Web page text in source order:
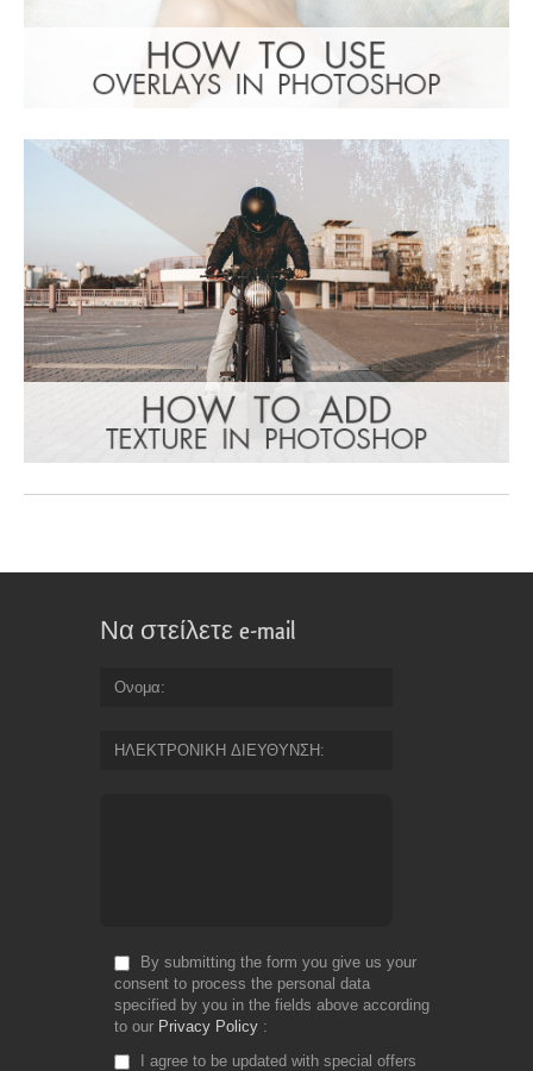
Να στείλετε e-mail
Ονομα
ΗΛΕΚΤΡΟΝΙΚΗ ΔΙΕΥΘΥΝΣΗ
By submitting the form you give us your
consent to process the personal data
specified by you in the fields above according
to our Privacy Policy
I agree to be updated with special offers